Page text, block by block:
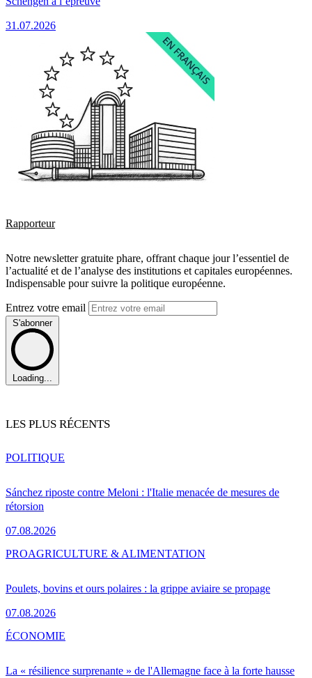
31.07.2026
Rapporteur
Notre newsletter gratuite phare, offrant chaque jour l’essentiel de
l’actualité et de l’analyse des institutions et capitales européennes.
Indispensable pour suivre la politique européenne.
Entrez votre email
S'abonner
Loading...
LES PLUS RÉCENTS
Sánchez riposte contre Meloni : l'Italie menacée de mesures de
rétorsion
07.08.2026
POLITIQUE
Poulets, bovins et ours polaires : la grippe aviaire se propage
07.08.2026
PROAGRICULTURE & ALIMENTATION
La « résilience surprenante » de l'Allemagne face à la forte hausse
ÉCONOMIE